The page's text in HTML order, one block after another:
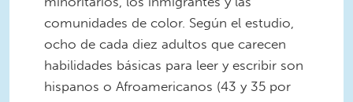
comunidades de color. Según el estudio,
ocho de cada diez adultos que carecen
habilidades básicas para leer y escribir son
hispanos o Afroamericanos (43 y 35 por